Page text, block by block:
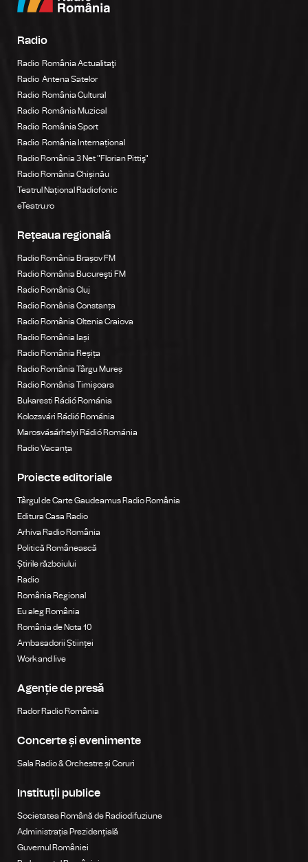
Radio
Radio România Actualitaţi
Radio Antena Satelor
Radio România Cultural
Radio România Muzical
Radio România Sport
Radio România Internațional
Radio România 3 Net "Florian Pittiş"
Radio România Chișinău
Teatrul Național Radiofonic
eTeatru.ro
Rețeaua regională
Radio România Brașov FM
Radio România Bucureşti FM
Radio România Cluj
Radio România Constanța
Radio România Oltenia Craiova
Radio România Iași
Radio România Reșița
Radio România Târgu Mureș
Radio România Timișoara
Bukaresti Rádió Románia
Kolozsvári Rádió Románia
Marosvásárhelyi Rádió Románia
Radio Vacanța
Proiecte editoriale
Târgul de Carte Gaudeamus Radio România
Editura Casa Radio
Arhiva Radio România
Politică Românească
Știrile războiului
Radio
România Regional
Eu aleg România
România de Nota 10
Ambasadorii Științei
Work and live
Agenție de presă
Rador Radio România
Concerte și evenimente
Sala Radio & Orchestre și Coruri
Instituții publice
Societatea Română de Radiodifuziune
Administrația Prezidențială
Guvernul României